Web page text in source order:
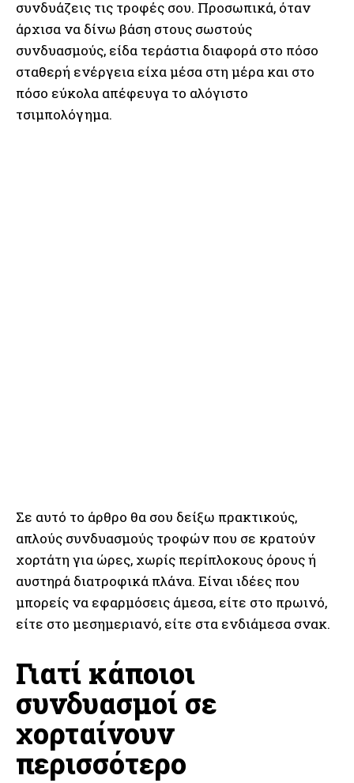
συνδυάζεις τις τροφές σου. Προσωπικά, όταν
άρχισα να δίνω βάση στους σωστούς
συνδυασμούς, είδα τεράστια διαφορά στο πόσο
σταθερή ενέργεια είχα μέσα στη μέρα και στο
πόσο εύκολα απέφευγα το αλόγιστο
τσιμπολόγημα.
Σε αυτό το άρθρο θα σου δείξω πρακτικούς,
απλούς συνδυασμούς τροφών που σε κρατούν
χορτάτη για ώρες, χωρίς περίπλοκους όρους ή
αυστηρά διατροφικά πλάνα. Είναι ιδέες που
μπορείς να εφαρμόσεις άμεσα, είτε στο πρωινό,
είτε στο μεσημεριανό, είτε στα ενδιάμεσα σνακ.
Γιατί κάποιοι
συνδυασμοί σε
χορταίνουν
περισσότερο